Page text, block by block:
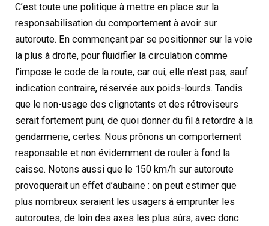
C’est toute une politique à mettre en place sur la
responsabilisation du comportement à avoir sur
autoroute. En commençant par se positionner sur la voie
la plus à droite, pour fluidifier la circulation comme
l’impose le code de la route, car oui, elle n’est pas, sauf
indication contraire, réservée aux poids-lourds. Tandis
que le non-usage des clignotants et des rétroviseurs
serait fortement puni, de quoi donner du fil à retordre à la
gendarmerie, certes. Nous prônons un comportement
responsable et non évidemment de rouler à fond la
caisse. Notons aussi que le 150 km/h sur autoroute
provoquerait un effet d’aubaine : on peut estimer que
plus nombreux seraient les usagers à emprunter les
autoroutes, de loin des axes les plus sûrs, avec donc